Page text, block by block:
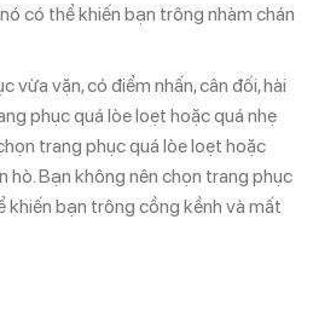
có thể khiến bạn trông nhàm chán
vừa vặn, có điểm nhấn, cân đối, hài
phục quá lòe loẹt hoặc quá nhẹ
trang phục quá lòe loẹt hoặc
hò. Bạn không nên chọn trang phục
khiến bạn trông cồng kềnh và mất